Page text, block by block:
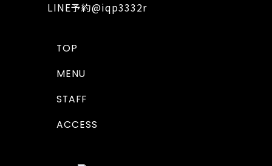
LINE予約@iqp3332r
TOP
MENU
STAFF
ACCESS